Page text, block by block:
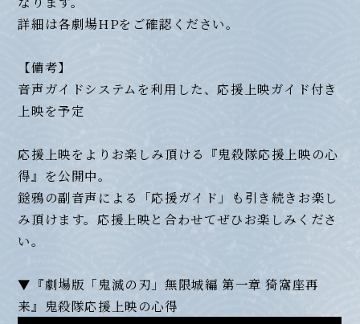
詳細は各劇場HPをご確認ください。
【備考】
音声ガイドシステムを利用した、応援上映ガイド付き
上映を予定
応援上映をよりお楽しみ頂ける『鬼殺隊応援上映の心
得』を公開中。
鎹鴉の副音声による「応援ガイド」も引き続きお楽し
み頂けます。応援上映と合わせてぜひお楽しみくださ
い。
▼『劇場版「鬼滅の刃」無限城編 第一章 猗窩座再
来』鬼殺隊応援上映の心得